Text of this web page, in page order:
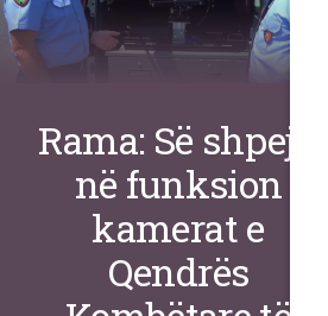
Rama: Së shpejti
në funksion
kamerat e
Qendrës